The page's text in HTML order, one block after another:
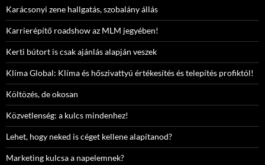
Karácsonyi zene hallgatás, szobalány állás
Karrierépítő roadshow az MLM jegyében!
Kerti bútort is csak ajánlás alapján veszek
Klíma Global: Klíma és hőszivattyú értékesítés és telepítés profiktól!
Költözés, de okosan
Közvetlenség: a kulcs mindenhez!
Lehet, hogy neked is céget kellene alapítanod?
Marketing kulcsa a napelemnek?